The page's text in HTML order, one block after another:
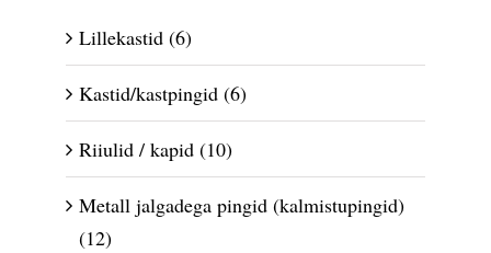
Lillekastid (6)
Kastid/kastpingid (6)
Riiulid / kapid (10)
Metall jalgadega pingid (kalmistupingid)
(12)